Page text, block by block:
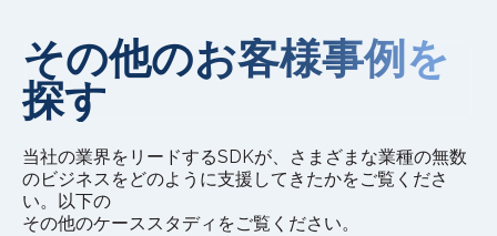
その他のお客様事例を
探す
当社の業界をリードするSDKが、さまざまな業種の無数
のビジネスをどのように支援してきたかをご覧くださ
い。以下の
その他のケーススタディをご覧ください。